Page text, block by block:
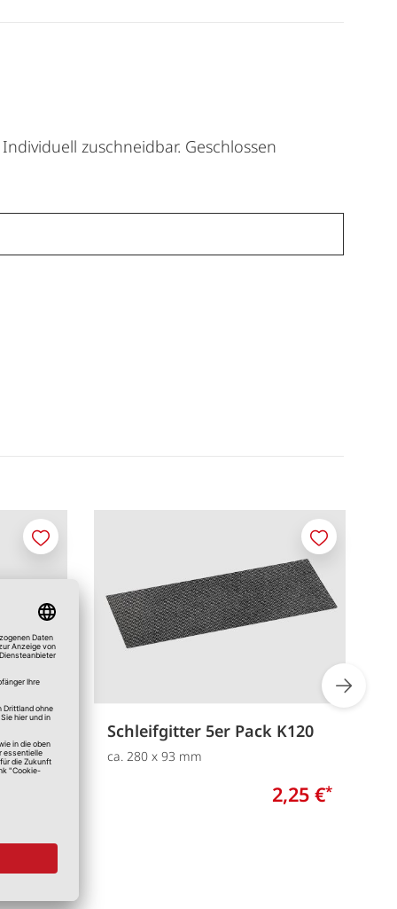
zuschneidbar. Geschlossen
Merken
Schleifgitter 5er Pack K120
ca. 280 x 93 mm
2,25 €*
Merken